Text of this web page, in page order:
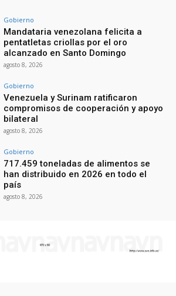
Gobierno
Mandataria venezolana felicita a
pentatletas criollas por el oro
alcanzado en Santo Domingo
agosto 8, 2026
Gobierno
Venezuela y Surinam ratificaron
compromisos de cooperación y apoyo
bilateral
agosto 8, 2026
Gobierno
717.459 toneladas de alimentos se
han distribuido en 2026 en todo el
país
agosto 8, 2026